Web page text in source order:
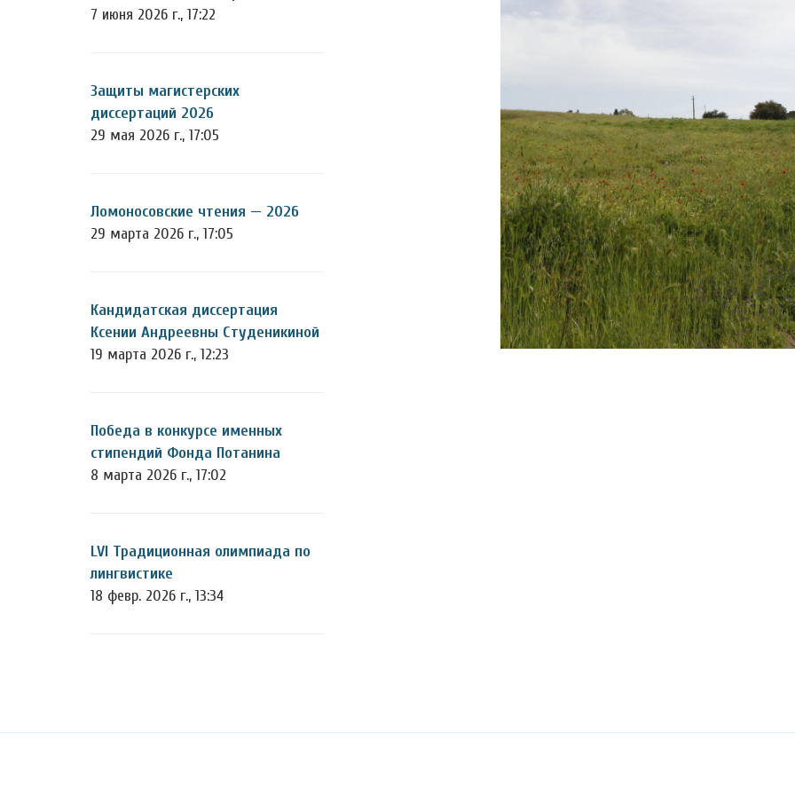
7 июня 2026 г., 17:22
Защиты магистерских
диссертаций 2026
29 мая 2026 г., 17:05
Ломоносовские чтения — 2026
29 марта 2026 г., 17:05
Кандидатская диссертация
Ксении Андреевны Студеникиной
19 марта 2026 г., 12:23
Победа в конкурсе именных
стипендий Фонда Потанина
8 марта 2026 г., 17:02
LVI Традиционная олимпиада по
лингвистике
18 февр. 2026 г., 13:34